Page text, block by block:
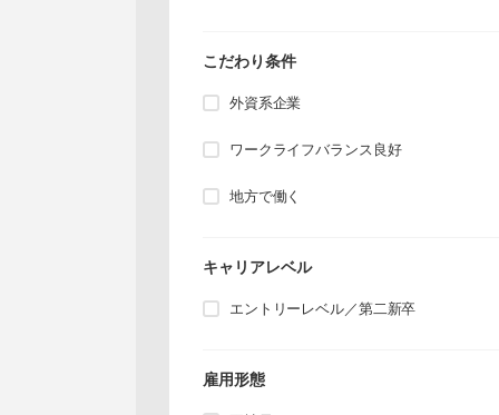
こだわり条件
外資系企業
ワークライフバランス良好
地方で働く
キャリアレベル
エントリーレベル／第二新卒
雇用形態